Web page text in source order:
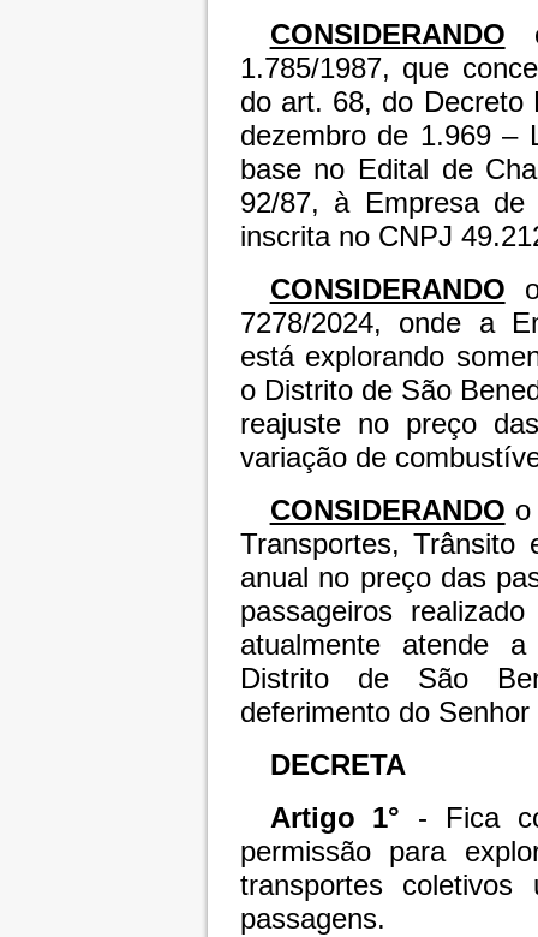
CONSIDERANDO
1.785/1987, que
do art. 68, do Decreto
dezembro de 1.969 –
base no Edital de
92/87, à Empresa
inscrita no CNPJ
CONSIDERANDO
7278/2024, onde a
está explorando
o Distrito de São
reajuste no preço
variação de
CONSIDERANDO
Transportes, Trânsito
anual no preço das
passageiros
atualmente atende
Distrito de São
deferimento do
DECRETA
Artigo 1° - Fica
permissão para
transportes
passagens.